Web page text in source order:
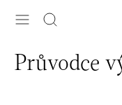
Průvodce